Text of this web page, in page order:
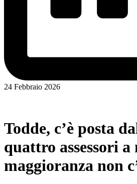
24 Febbraio 2026
Todde, c’è posta
quattro assessori a
maggioranza non